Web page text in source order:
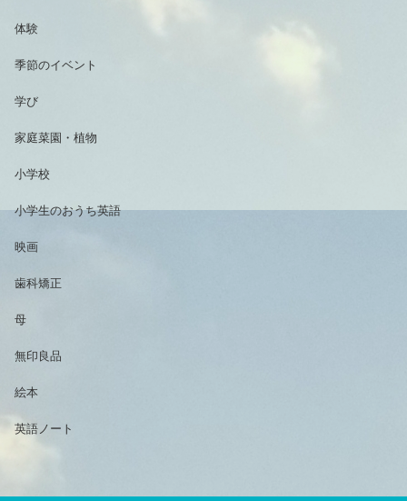
体験
季節のイベント
学び
家庭菜園・植物
小学校
小学生のおうち英語
映画
歯科矯正
母
無印良品
絵本
英語ノート